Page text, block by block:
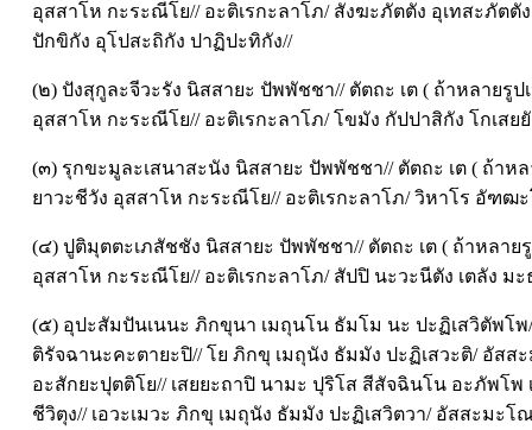
อุสสาโห กะระณีโย// อะติเรกะลาโภ/ สังฆะภัตตัง อุเทสะภัต
ปักขิกัง อุโปสะถิกัง ปาฏิปะทิกัง//
(๒) ปังสุกูละจีวะรัง นิสสายะ ปัพพัชชา// ตัตถะ เต ( ถ้าหลายรูป
อุสสาโห กะระณีโย// อะติเรกะลาโภ/ โขมัง กัปปาสิกัง โกเสย
(๓) รุกขะมูละเสนาสะนัง นิสสายะ ปัพพัชชา// ตัตถะ เต ( ถ้าหล
ยาวะชีวัง อุสสาโห กะระณีโย// อะติเรกะลาโภ/ วิหาโร อัฑฒ
(๔) ปูติมุตตะเภสัชชัง นิสสายะ ปัพพัชชา// ตัตถะ เต ( ถ้าหลายรู
อุสสาโห กะระณีโย// อะติเรกะลาโภ/ สัปปิ นะวะนีตัง เตลัง ม
(๕) อุปะสัมปันเนนะ ภิกขุนา เมถุนโน ธัมโม นะ ปะฏิเสวิตัพโ
ติรัจฉานะคะตายะปิ// โย ภิกขุ เมถุนัง ธัมมัง ปะฏิเสวะติ/ อัสส
อะสักยะปุตติโย// เสยยะถาปิ นามะ ปุริโส สีสัจฉินโน อะภัพโพ
ชีวิตุง// เอวะเมวะ ภิกขุ เมถุนัง ธัมมัง ปะฏิเสวิตวา/ อัสสะมะ